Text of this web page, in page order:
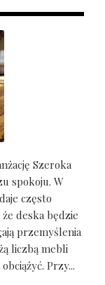
Szeroka
spokoju. W
często
deska będzie
przemyślenia
liczbą mebli
Przy...